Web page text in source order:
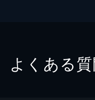
よくある